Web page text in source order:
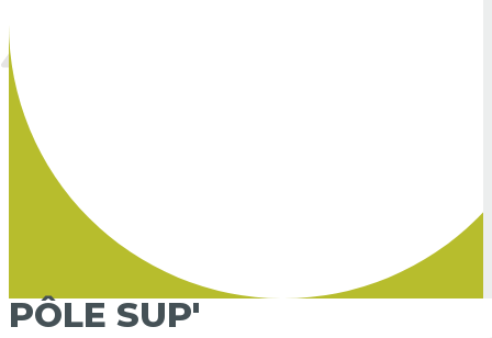
PÔLE SUP'